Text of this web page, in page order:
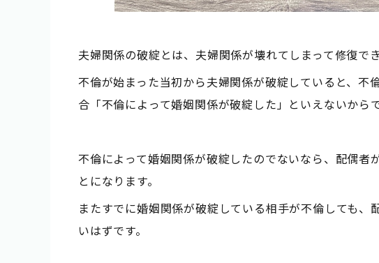
夫婦関係の破綻とは、夫婦関係が壊れてしまって修復で
不倫が始まった当初から夫婦関係が破綻していると、不
合「不倫によって婚姻関係が破綻した」といえないからで
不倫によって婚姻関係が破綻したのでないなら、配偶者
とになります。
またすでに婚姻関係が破綻している相手が不倫しても
いはずです。